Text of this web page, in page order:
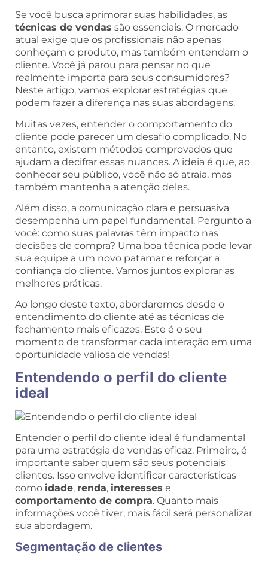
Se você busca aprimorar suas habilidades, as
técnicas de vendas são essenciais. O mercado
atual exige que os profissionais não apenas
conheçam o produto, mas também entendam o
cliente. Você já parou para pensar no que
realmente importa para seus consumidores?
Neste artigo, vamos explorar estratégias que
podem fazer a diferença nas suas abordagens.
Muitas vezes, entender o comportamento do
cliente pode parecer um desafio complicado. No
entanto, existem métodos comprovados que
ajudam a decifrar essas nuances. A ideia é que, ao
conhecer seu público, você não só atraia, mas
também mantenha a atenção deles.
Além disso, a comunicação clara e persuasiva
desempenha um papel fundamental. Pergunto a
você: como suas palavras têm impacto nas
decisões de compra? Uma boa técnica pode levar
sua equipe a um novo patamar e reforçar a
confiança do cliente. Vamos juntos explorar as
melhores práticas.
Ao longo deste texto, abordaremos desde o
entendimento do cliente até as técnicas de
fechamento mais eficazes. Este é o seu
momento de transformar cada interação em uma
oportunidade valiosa de vendas!
Entendendo o perfil do cliente
ideal
Entender o perfil do cliente ideal é fundamental
para uma estratégia de vendas eficaz. Primeiro, é
importante saber quem são seus potenciais
clientes. Isso envolve identificar características
como idade, renda, interesses e
comportamento de compra. Quanto mais
informações você tiver, mais fácil será personalizar
sua abordagem.
Segmentação de clientes